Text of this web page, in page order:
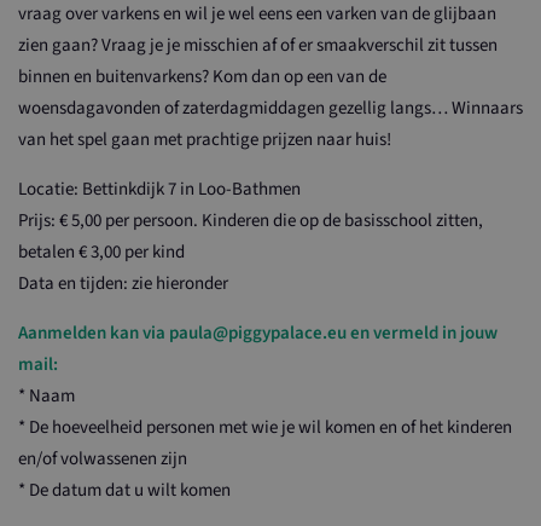
vraag over varkens en wil je wel eens een varken van de glijbaan
zien gaan? Vraag je je misschien af of er smaakverschil zit tussen
binnen en buitenvarkens? Kom dan op een van de
woensdagavonden of zaterdagmiddagen gezellig langs… Winnaars
van het spel gaan met prachtige prijzen naar huis!
Locatie: Bettinkdijk 7 in Loo-Bathmen
Prijs: € 5,00 per persoon. Kinderen die op de basisschool zitten,
betalen € 3,00 per kind
Data en tijden: zie hieronder
Aanmelden kan via paula@piggypalace.eu en vermeld in jouw
mail:
* Naam
* De hoeveelheid personen met wie je wil komen en of het kinderen
en/of volwassenen zijn
* De datum dat u wilt komen